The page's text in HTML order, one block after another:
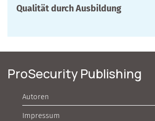
Qualität durch Ausbildung
ProSecurity Publishing
Autoren
Impressum